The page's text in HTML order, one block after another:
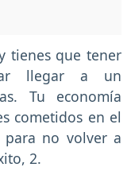
tienes que tener
llegar a un
Tu economía
cometidos en el
para no volver a
2.